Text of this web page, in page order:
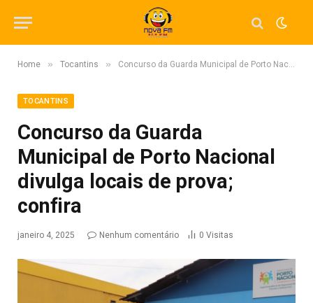
Home » Tocantins » Concurso da Guarda Municipal de Porto Nacional divulga locais de prova; confira
TOCANTINS
Concurso da Guarda
Municipal de Porto Nacional
divulga locais de prova;
confira
janeiro 4, 2025 Nenhum comentário 0 Visitas